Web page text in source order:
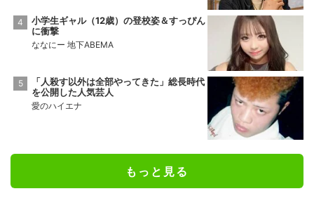
小学生ギャル（12歳）の登校姿＆すっぴん
に衝撃
ななにー 地下ABEMA
「人殺す以外は全部やってきた」総長時代
を公開した人気芸人
愛のハイエナ
もっと見る